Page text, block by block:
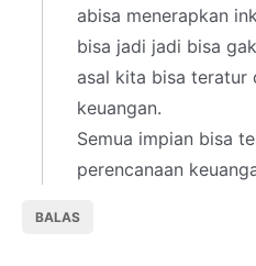
abisa menerapkan
bisa jadi jadi bisa
asal kita bisa teratur
keuangan.
Semua impian bisa
perencanaan
BALAS